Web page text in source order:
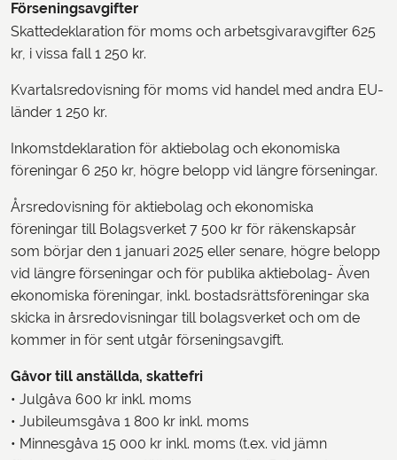
Förseningsavgifter
Skattedeklaration för moms och arbetsgivaravgifter 625
kr, i vissa fall 1 250 kr.
Kvartalsredovisning för moms vid handel med andra EU-
länder 1 250 kr.
Inkomstdeklaration för aktiebolag och ekonomiska
föreningar 6 250 kr, högre belopp vid längre förseningar.
Årsredovisning för aktiebolag och ekonomiska
föreningar till Bolagsverket 7 500 kr för räkenskapsår
som börjar den 1 januari 2025 eller senare, högre belopp
vid längre förseningar och för publika aktiebolag- Även
ekonomiska föreningar, inkl. bostadsrättsföreningar ska
skicka in årsredovisningar till bolagsverket och om de
kommer in för sent utgår förseningsavgift.
Gåvor till anställda, skattefri
• Julgåva 600 kr inkl. moms
• Jubileumsgåva 1 800 kr inkl. moms
• Minnesgåva 15 000 kr inkl. moms (t.ex. vid jämn